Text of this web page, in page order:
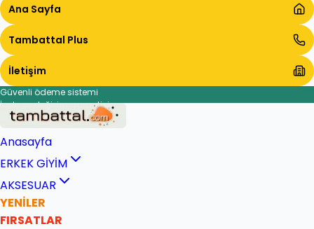
Ana Sayfa
Tambattal Plus
İletişim
Güvenli ödeme sistemi
İade ve değişim garantisi
Hızlı ve güvenli teslimat
Anasayfa
ERKEK GİYİM
AKSESUAR
YENİLER
FIRSATLAR